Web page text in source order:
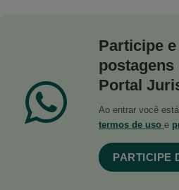
Participe
Portal
Ao entrar você
termos de uso e
PARTICIPE